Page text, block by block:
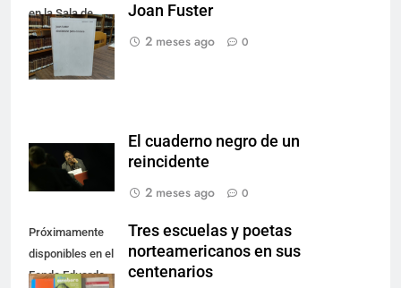
en la Sala de
Literatura.
Joan Fuster
2 meses ago
0
El cuaderno negro de un
reincidente
2 meses ago
0
Próximamente
disponibles en el
Fondo Eduardo
Tres escuelas y poetas
norteamericanos en sus
centenarios